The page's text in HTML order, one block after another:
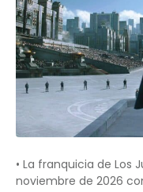
• La franquicia de Los
noviembre de 2026